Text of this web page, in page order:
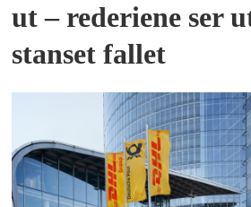
ut – rederiene ser
stanset fallet